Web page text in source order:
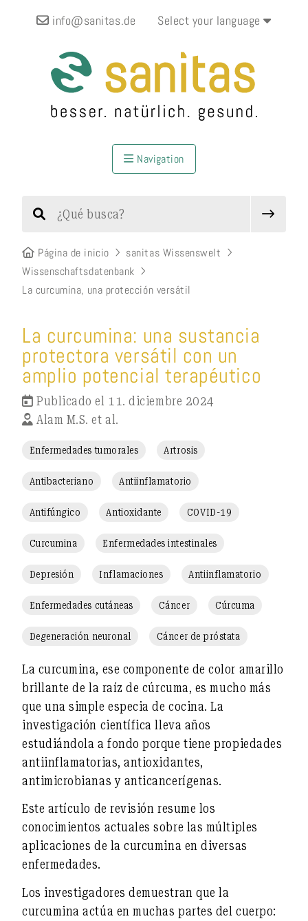
info@sanitas.de Select your language
Navigation
Página de inicio
sanitas Wissenswelt
Wissenschaftsdatenbank
La curcumina, una protección versátil
La curcumina: una sustancia
protectora versátil con un
amplio potencial terapéutico
Publicado el 11. diciembre 2024
Alam M.S. et al.
Enfermedades tumorales Artrosis
Antibacteriano Antiinflamatorio
Antifúngico Antioxidante COVID-19
Curcumina Enfermedades intestinales
Depresión Inflamaciones Antiinflamatorio
Enfermedades cutáneas Cáncer Cúrcuma
Degeneración neuronal Cáncer de próstata
La curcumina, ese componente de color amarillo
brillante de la raíz de cúrcuma, es mucho más
que una simple especia de cocina. La
investigación científica lleva años
estudiándola a fondo porque tienepropiedades
antiinflamatorias, antioxidantes,
antimicrobianas y anticancerígenas.
Este artículo de revisión resume los
conocimientos actuales sobre las múltiples
aplicaciones de la curcumina en diversas
enfermedades.
Los investigadores demuestran que la
curcumina actúa en muchas partes del cuerpo: